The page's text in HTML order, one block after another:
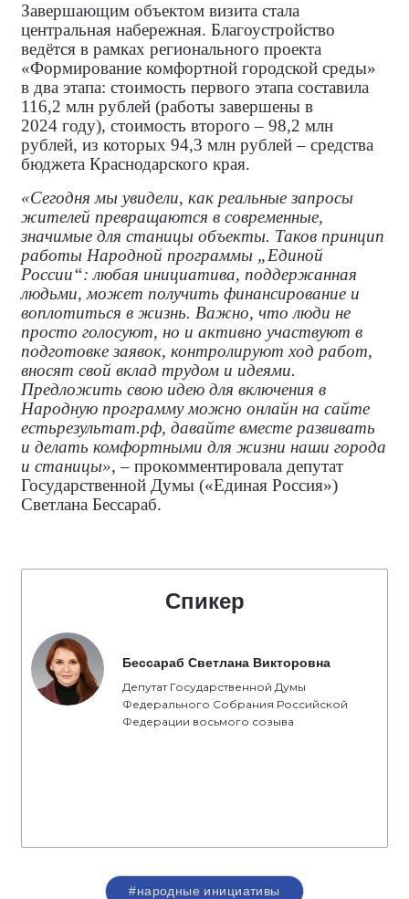
Завершающим объектом визита стала
центральная набережная. Благоустройство
ведётся в рамках регионального проекта
«Формирование комфортной городской среды»
в два этапа: стоимость первого этапа составила
116,2 млн рублей (работы завершены в
2024 году), стоимость второго – 98,2 млн
рублей, из которых 94,3 млн рублей – средства
бюджета Краснодарского края.
«Сегодня мы увидели, как реальные запросы
жителей превращаются в современные,
значимые для станицы объекты. Таков принцип
работы Народной программы „Единой
России“: любая инициатива, поддержанная
людьми, может получить финансирование и
воплотиться в жизнь. Важно, что люди не
просто голосуют, но и активно участвуют в
подготовке заявок, контролируют ход работ,
вносят свой вклад трудом и идеями.
Предложить свою идею для включения в
Народную программу можно онлайн на сайте
естьрезультат.рф, давайте вместе развивать
и делать комфортными для жизни наши города
и станицы», – прокомментировала депутат
Государственной Думы («Единая Россия»)
Светлана Бессараб.
Спикер
Бессараб Светлана Викторовна
Депутат Государственной Думы
Федерального Собрания Российской
Федерации восьмого созыва
#народные инициативы